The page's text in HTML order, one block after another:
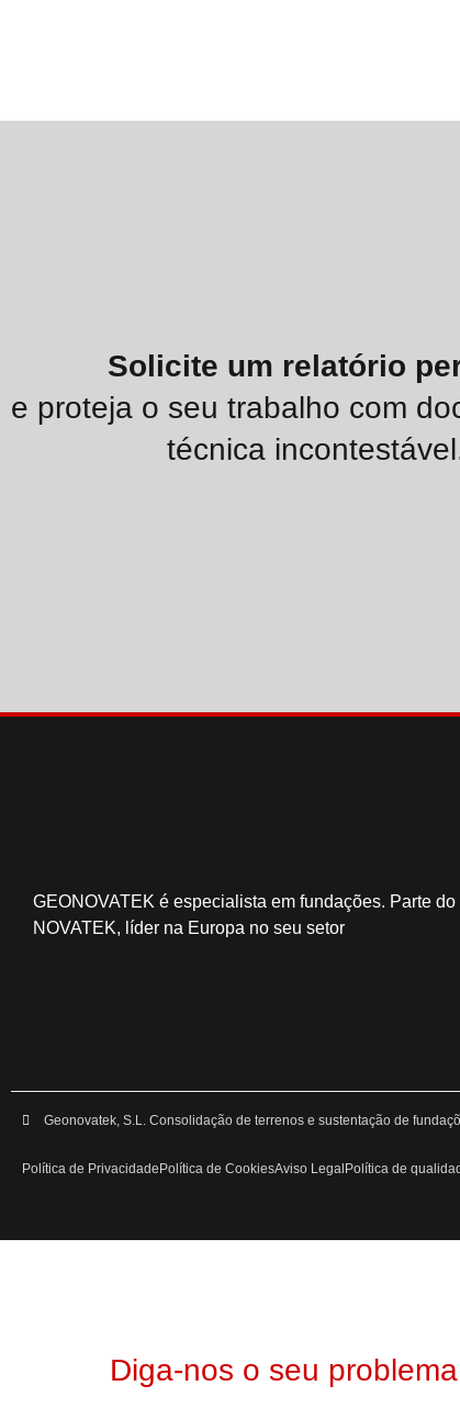
Solicite um relatório
e proteja o seu trabalho com
técnica
GEONOVATEK é especialista em fundações. Parte do
NOVATEK, líder na Europa no seu setor
Geonovatek, S.L. Consolidação de terrenos e sustentação de
Política de PrivacidadePolítica de CookiesAviso LegalPolítica de
Diga-nos o seu